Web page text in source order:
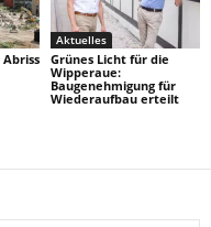
Aktuelles
Grünes Licht für die
Wipperaue:
Baugenehmigung für
Wiederaufbau erteilt